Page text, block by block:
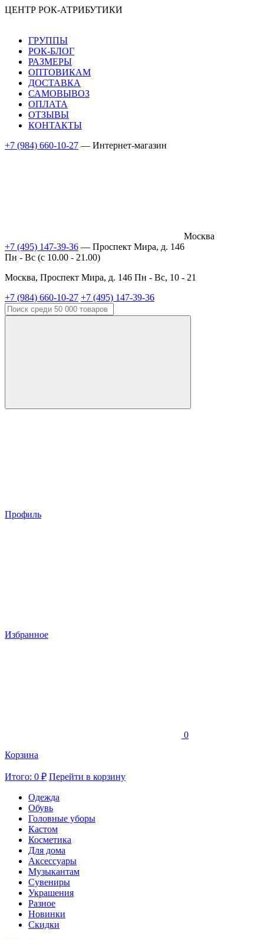
ЦЕНТР РОК-АТРИБУТИКИ
ГРУППЫ
РОК-БЛОГ
РАЗМЕРЫ
ОПТОВИКАМ
ДОСТАВКА
САМОВЫВОЗ
ОПЛАТА
ОТЗЫВЫ
КОНТАКТЫ
+7 (984) 660-10-27 — Интернет-магазин
Москва
+7 (495) 147-39-36 — Проспект Мира, д. 146
Пн - Вс (c 10.00 - 21.00)
Москва, Проспект Мира, д. 146 Пн - Вс, 10 - 21
+7 (984) 660-10-27 +7 (495) 147-39-36
Профиль
Избранное
0
Корзина
Итого: 0 ₽ Перейти в корзину
Одежда
Обувь
Головные уборы
Кастом
Косметика
Для дома
Аксессуары
Музыкантам
Сувениры
Украшения
Разное
Новинки
Скидки